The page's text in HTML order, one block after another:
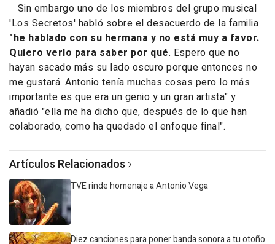
Sin embargo uno de los miembros del grupo musical
'Los Secretos' habló sobre el desacuerdo de la familia
"he hablado con su hermana y no está muy a favor.
Quiero verlo para saber por qué. Espero que no
hayan sacado más su lado oscuro porque entonces no
me gustará. Antonio tenía muchas cosas pero lo más
importante es que era un genio y un gran artista" y
añadió "ella me ha dicho que, después de lo que han
colaborado, como ha quedado el enfoque final".
Artículos Relacionados
TVE rinde homenaje a Antonio Vega
Diez canciones para poner banda sonora a tu otoño